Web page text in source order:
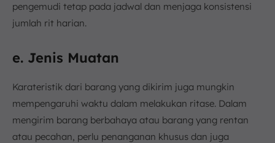
pengemudi tetap pada jadwal dan menjaga konsistensi
jumlah rit harian.
e. Jenis Muatan
Karateristik dari barang yang dikirim juga mungkin
mempengaruhi waktu dalam melakukan ritase. Dalam
mengirim barang berbahaya atau barang yang rentan
atau pecahan, perlu penanganan khusus dan juga